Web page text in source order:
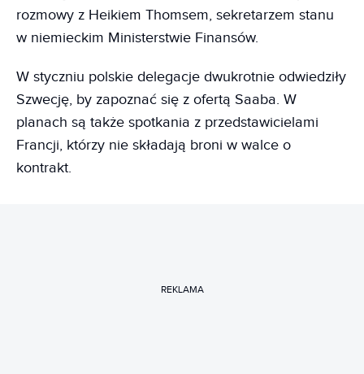
rozmowy z Heikiem Thomsem, sekretarzem stanu
w niemieckim Ministerstwie Finansów.
W styczniu polskie delegacje dwukrotnie odwiedziły
Szwecję, by zapoznać się z ofertą Saaba. W
planach są także spotkania z przedstawicielami
Francji, którzy nie składają broni w walce o
kontrakt.
REKLAMA